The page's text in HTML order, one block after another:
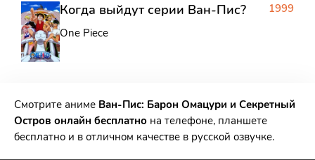
Когда выйдут серии Ван-Пис?
One Piece
1999
Смотрите аниме Ван-Пис: Барон Омацури и Секретный
Остров онлайн бесплатно на телефоне, планшете
бесплатно и в отличном качестве в русской озвучке.